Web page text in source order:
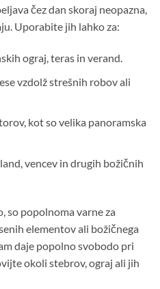
čez dan skoraj neopazna,
Uporabite jih lahko za:
ograj, teras in verand.
vzdolž strešnih robov ali
kot so velika panoramska
vencev in drugih božičnih
so popolnoma varne za
elementov ali božičnega
daje popolno svobodo pri
okoli stebrov, ograj ali jih